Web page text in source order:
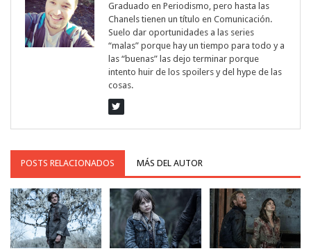
Graduado en Periodismo, pero hasta las
Chanels tienen un título en Comunicación.
Suelo dar oportunidades a las series
“malas” porque hay un tiempo para todo y a
las “buenas” las dejo terminar porque
intento huir de los spoilers y del hype de las
cosas.
POSTS RELACIONADOS MÁS DEL AUTOR